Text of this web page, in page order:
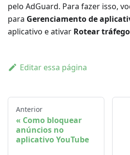
pelo AdGuard. Para fazer isso,
para Gerenciamento de
aplicativo e ativar Rotear
Editar essa página
Anterior
Como bloquear
anúncios no
aplicativo YouTube